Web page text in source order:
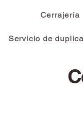
Cerrajería
Servicio de